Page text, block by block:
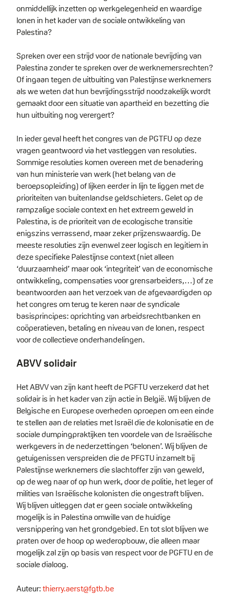
onmiddellijk inzetten op werkgelegenheid en waardige
lonen in het kader van de sociale ontwikkeling van
Palestina?
Spreken over een strijd voor de nationale bevrijding van
Palestina zonder te spreken over de werknemersrechten?
Of ingaan tegen de uitbuiting van Palestijnse werknemers
als we weten dat hun bevrijdingsstrijd noodzakelijk wordt
gemaakt door een situatie van apartheid en bezetting die
hun uitbuiting nog verergert?
In ieder geval heeft het congres van de PGTFU op deze
vragen geantwoord via het vastleggen van resoluties.
Sommige resoluties komen overeen met de benadering
van hun ministerie van werk (het belang van de
beroepsopleiding) of lijken eerder in lijn te liggen met de
prioriteiten van buitenlandse geldschieters. Gelet op de
rampzalige sociale context en het extreem geweld in
Palestina, is de prioriteit van de ecologische transitie
enigszins verrassend, maar zeker prijzenswaardig. De
meeste resoluties zijn evenwel zeer logisch en legitiem in
deze specifieke Palestijnse context (niet alleen
‘duurzaamheid’ maar ook ‘integriteit’ van de economische
ontwikkeling, compensaties voor grensarbeiders,…) of ze
beantwoorden aan het verzoek van de afgevaardigden op
het congres om terug te keren naar de syndicale
basisprincipes: oprichting van arbeidsrechtbanken en
coöperatieven, betaling en niveau van de lonen, respect
voor de collectieve onderhandelingen.
ABVV solidair
Het ABVV van zijn kant heeft de PGFTU verzekerd dat het
solidair is in het kader van zijn actie in België. Wij blijven de
Belgische en Europese overheden oproepen om een einde
te stellen aan de relaties met Israël die de kolonisatie en de
sociale dumpingpraktijken ten voordele van de Israëlische
werkgevers in de nederzettingen ‘belonen’. Wij blijven de
getuigenissen verspreiden die de PFGTU inzamelt bij
Palestijnse werknemers die slachtoffer zijn van geweld,
op de weg naar of op hun werk, door de politie, het leger of
milities van Israëlische kolonisten die ongestraft blijven.
Wij blijven uitleggen dat er geen sociale ontwikkeling
mogelijk is in Palestina omwille van de huidige
versnippering van het grondgebied. En tot slot blijven we
praten over de hoop op wederopbouw, die alleen maar
mogelijk zal zijn op basis van respect voor de PGFTU en de
sociale dialoog.
Auteur:thierry.aerst@fgtb.be